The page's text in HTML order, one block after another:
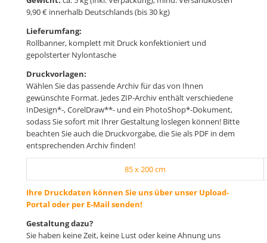
9,90 € innerhalb Deutschlands (bis 30 kg)
Lieferumfang:
Rollbanner, komplett mit Druck konfektioniert und
gepolsterter Nylontasche
Druckvorlagen:
Wählen Sie das passende Archiv für das von Ihnen
gewünschte Format. Jedes ZIP-Archiv enthält verschiedene
InDesign*-, CorelDraw**- und ein PhotoShop*-Dokument,
sodass Sie sofort mit Ihrer Gestaltung loslegen können! Bitte
beachten Sie auch die Druckvorgabe, die Sie als PDF in dem
entsprechenden Archiv finden!
85 x 200 cm
Ihre Druckdaten können Sie uns über unser Upload-
Portal oder per E-Mail senden!
Gestaltung dazu?
Sie haben keine Zeit, keine Lust oder keine Ahnung uns